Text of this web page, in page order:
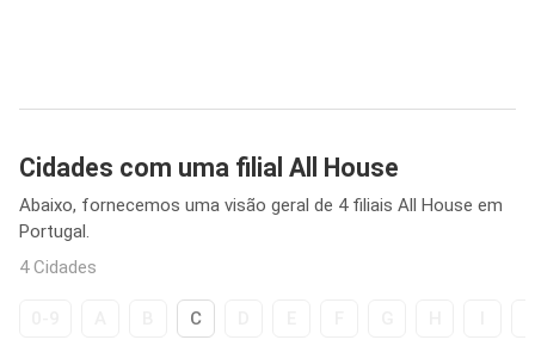
Cidades com uma filial All House
Abaixo, fornecemos uma visão geral de 4 filiais All House em
Portugal.
4 Cidades
C